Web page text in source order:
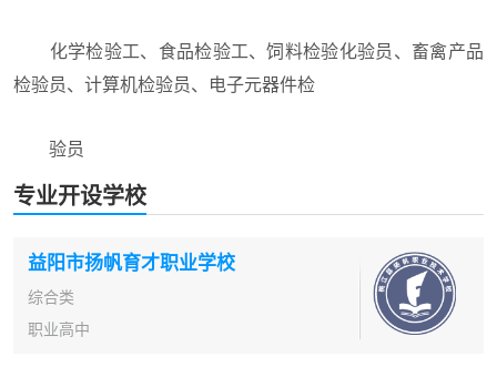
化学检验工、食品检验工、饲料检验化验员、畜禽产品
检验员、计算机检验员、电子元器件检
验员
专业开设学校
益阳市扬帆育才职业学校
综合类
职业高中